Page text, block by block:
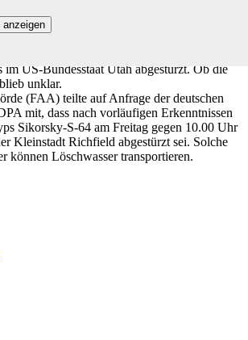
im US-Bundesstaat Utah abgestürzt. Ob die
unklar.
(FAA) teilte auf Anfrage der deutschen
mit, dass nach vorläufigen Erkenntnissen
Sikorsky-S-64 am Freitag gegen 10.00 Uhr
Kleinstadt Richfield abgestürzt sei. Solche
können Löschwasser transportieren.